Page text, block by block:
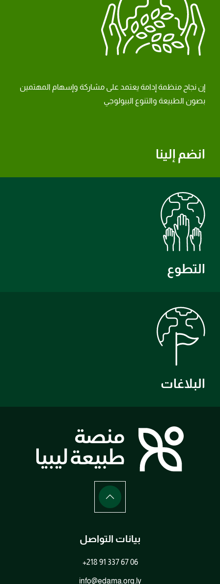
انضم إلينا
إن نجاح منظمة إدامة يعتمد على مشاركة وإسهام المهتمين
بصون الطبيعة والتنوع البيولوجي
التطوع
البلاغات
بيانات التواصل
+218 91 337 67 06
info@edama.org.ly